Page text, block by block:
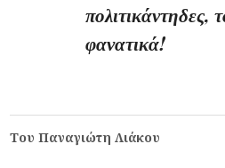
πολιτικάντηδες,
φανατικά!
Του Παναγιώτη Λιάκου